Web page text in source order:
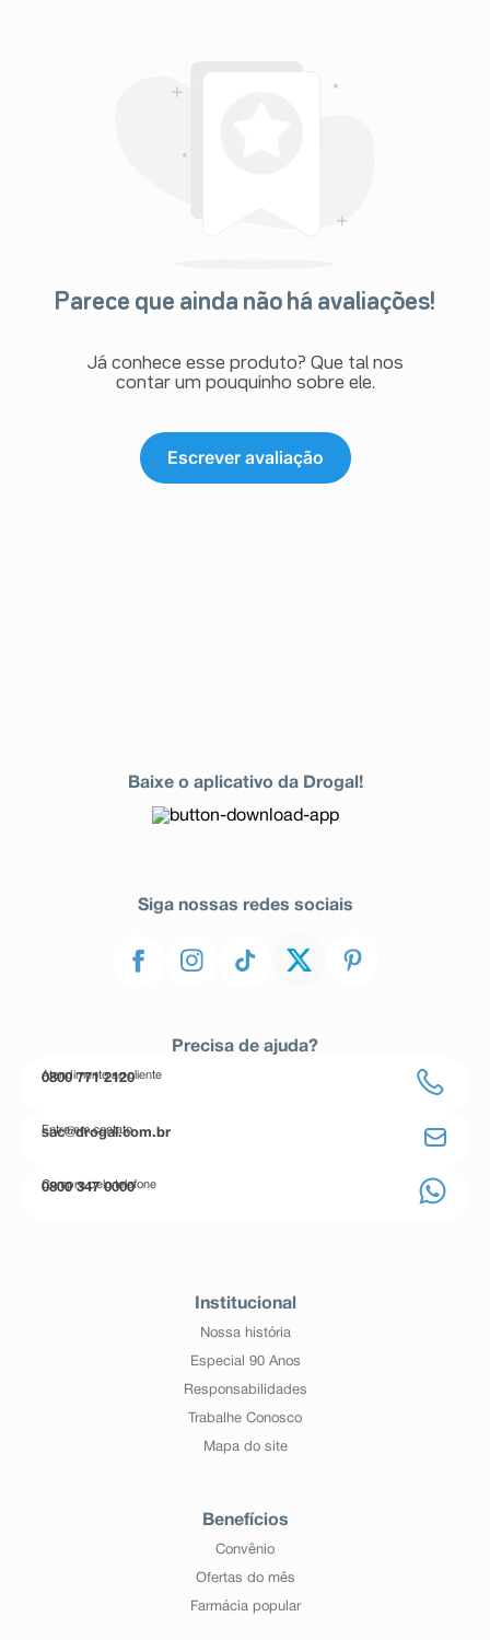
Parece que ainda não há avaliações!
Já conhece esse produto? Que tal nos
contar um pouquinho sobre ele.
Escrever avaliação
Baixe o aplicativo da Drogal!
Siga nossas redes sociais
Precisa de ajuda?
Atendimento ao cliente
0800 771 2120
Entre em contato
sac@drogal.com.br
Compre pelo telefone
0800 347 0000
Institucional
Nossa história
Especial 90 Anos
Responsabilidades
Trabalhe Conosco
Mapa do site
Benefícios
Convênio
Ofertas do mês
Farmácia popular